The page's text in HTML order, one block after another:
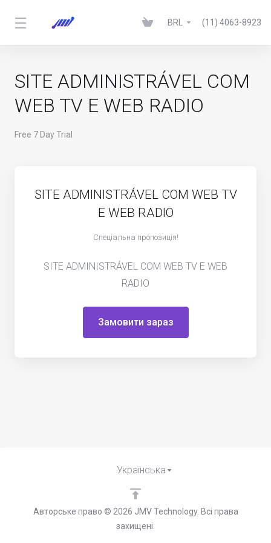
BRL (11) 4063-8923
SITE ADMINISTRÁVEL COM
WEB TV E WEB RADIO
Free 7 Day Trial
SITE ADMINISTRÁVEL COM WEB TV
E WEB RADIO
Спеціальна пропозиція!
SITE ADMINISTRÁVEL COM WEB TV E WEB
RADIO
Замовити зараз
Авторське право © 2026 JMV Technology. Всі права
захищені.
Українська